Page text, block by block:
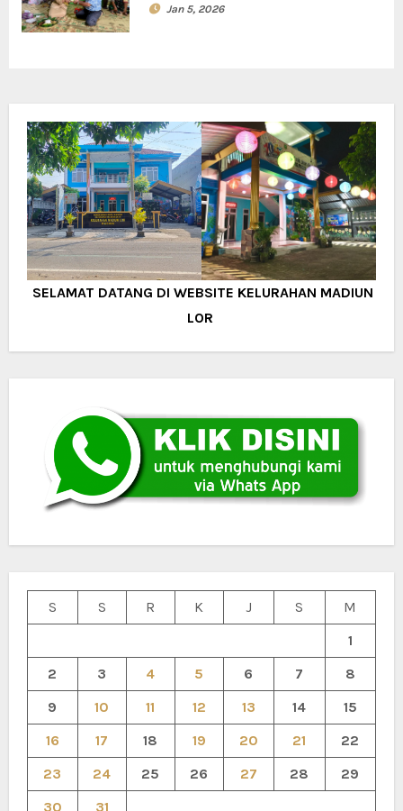
Jan 5, 2026
SELAMAT DATANG DI WEBSITE KELURAHAN MADIUN
LOR
S S R K J S
M
1
2
3 4 5 6 7
8
9
10 11 12 13 14
15
16
17 18 19 20 21
22
23
24 25 26 27 28
29
30
31